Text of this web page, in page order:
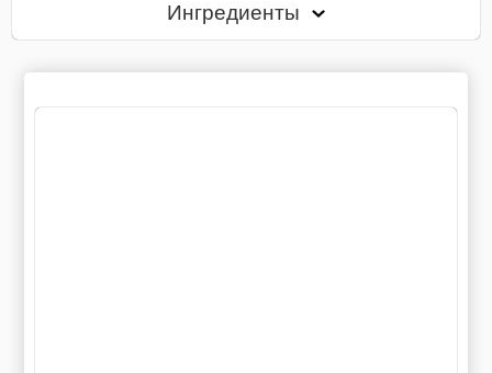
Ингредиенты